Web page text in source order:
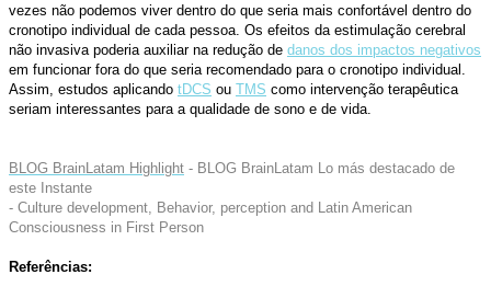
vezes não podemos viver dentro do que seria mais confortável dentro do
cronotipo individual de cada pessoa. Os efeitos da estimulação cerebral
não invasiva poderia auxiliar na redução de danos dos impactos negativos
em funcionar fora do que seria recomendado para o cronotipo individual.
Assim, estudos aplicando tDCS ou TMS como intervenção terapêutica
seriam interessantes para a qualidade de sono e de vida.
BLOG BrainLatam Highlight - BLOG BrainLatam Lo más destacado de
este Instante
- Culture development, Behavior, perception and Latin American
Consciousness in First Person
Referências: